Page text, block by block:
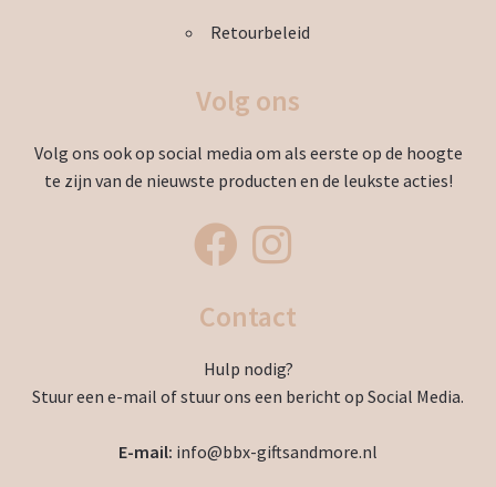
Retourbeleid
Volg ons
Volg ons ook op social media om als eerste op de hoogte
te zijn van de nieuwste producten en de leukste acties!
Contact
Hulp nodig?
Stuur een e-mail of stuur ons een bericht op Social Media.
E-mail: info@bbx-giftsandmore.nl